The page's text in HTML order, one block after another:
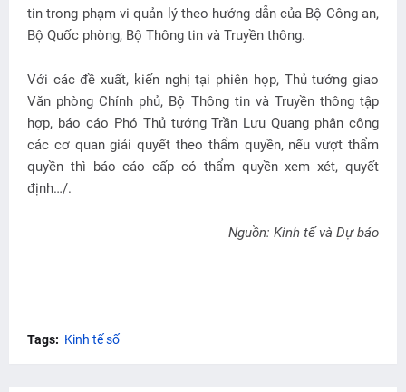
tin trong phạm vi quản lý theo hướng dẫn của Bộ Công an,
Bộ Quốc phòng, Bộ Thông tin và Truyền thông.
Với các đề xuất, kiến nghị tại phiên họp, Thủ tướng giao
Văn phòng Chính phủ, Bộ Thông tin và Truyền thông tập
hợp, báo cáo Phó Thủ tướng Trần Lưu Quang phân công
các cơ quan giải quyết theo thẩm quyền, nếu vượt thẩm
quyền thì báo cáo cấp có thẩm quyền xem xét, quyết
định…/.
Nguồn: Kinh tế và Dự báo
Tags: Kinh tế số